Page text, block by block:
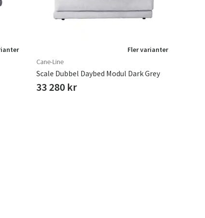
Fler varianter
Cane-Line
Scale Dubbel Daybed Modul Dark Grey
33 280 kr